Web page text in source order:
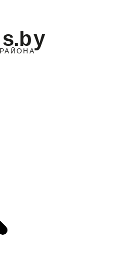
РАЙОНА
s.by